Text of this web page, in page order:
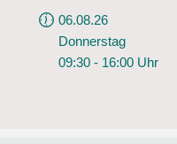
06.08.26
Donnerstag
09:30 - 16:00 Uhr